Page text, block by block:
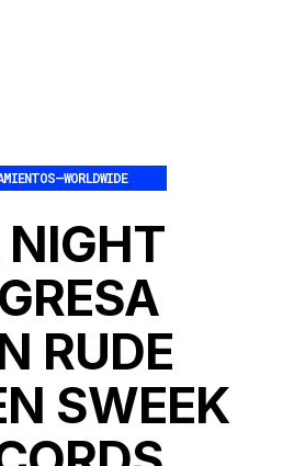
–WORLDWIDE
NIGHT
RUDE
SWEEK